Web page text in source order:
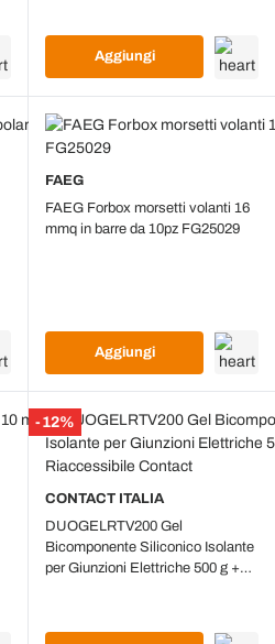
Aggiungi
FAEG
FAEG Forbox morsetti volanti 16
mmq in barre da 10pz FG25029
Aggiungi
-12%
CONTACT ITALIA
DUOGELRTV200 Gel
Bicomponente Siliconico Isolante
per Giunzioni Elettriche 500 g +